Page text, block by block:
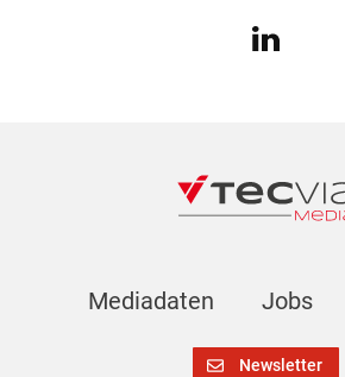
Mediadaten Jobs
Newsletter